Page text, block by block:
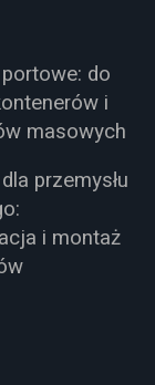
do
i
masowych
przemysłu
i montaż